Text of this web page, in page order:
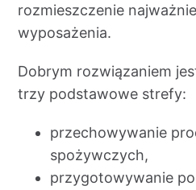
rozmieszczenie
wyposażenia.
Dobrym rozwiązaniem
trzy podstawowe strefy:
przechowywanie
spożywczych,
przygotowywanie